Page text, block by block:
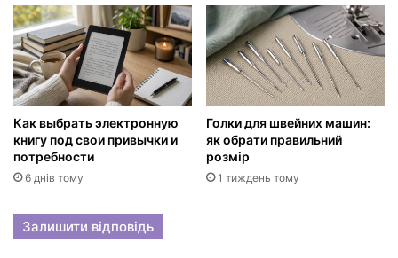
Как выбрать электронную
книгу под свои привычки и
потребности
6 днів тому
Голки для швейних машин:
як обрати правильний
розмір
1 тиждень тому
Залишити відповідь